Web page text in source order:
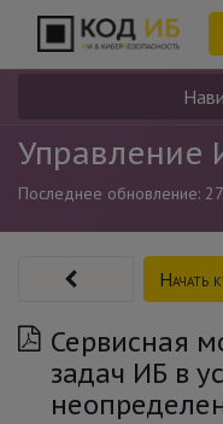
Управление
Последнее обновление:
Сервисная
задач ИБ в
Начать